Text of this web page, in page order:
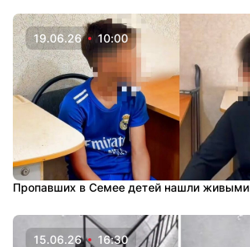
19.06.26 10:00
Пропавших в Семее детей нашли живыми
15.06.26 16:30